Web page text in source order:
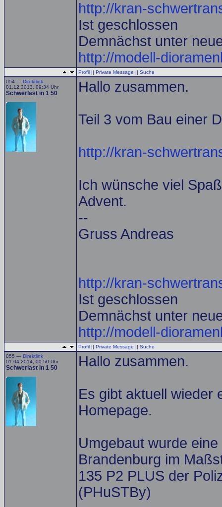
http://kran-
Ist geschlossen
Demnächst unter
http://modell-
Profil || Private Message || Suche
054 — Direktlink
01.12.2013, 09:34 Uhr
Schwerlast in 1 50 Hallo zusammen.
Teil 3 vom Bau einer
http://kran-
Ich wünsche viel
Advent.
--
Gruss Andreas
http://kran-
Ist geschlossen
Demnächst unter
http://modell-
Profil || Private Message || Suche
055 — Direktlink
01.04.2014, 00:50 Uhr
Schwerlast in 1 50 Hallo zusammen.
Es gibt aktuell wieder
Homepage.
Umgebaut wurde
Brandenburg im
135 P2 PLUS der
(PHuSTBy)